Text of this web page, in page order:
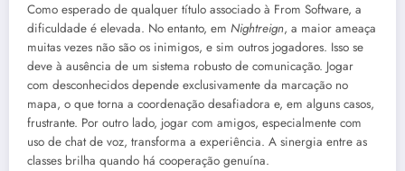
Como esperado de qualquer título associado à From Software, a
dificuldade é elevada. No entanto, em Nightreign, a maior ameaça
muitas vezes não são os inimigos, e sim outros jogadores. Isso se
deve à ausência de um sistema robusto de comunicação. Jogar
com desconhecidos depende exclusivamente da marcação no
mapa, o que torna a coordenação desafiadora e, em alguns casos,
frustrante. Por outro lado, jogar com amigos, especialmente com
uso de chat de voz, transforma a experiência. A sinergia entre as
classes brilha quando há cooperação genuína.